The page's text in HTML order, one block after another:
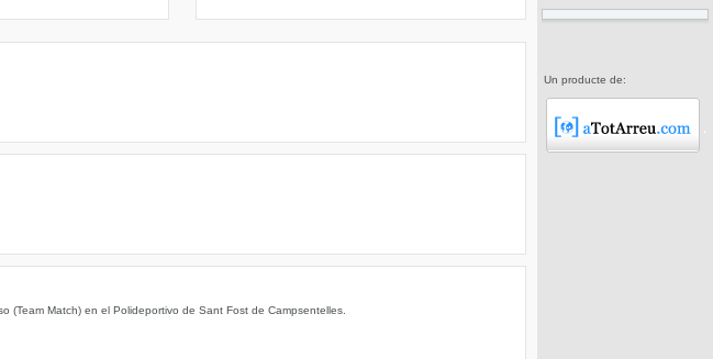
(Team Match) en el Polideportivo de Sant Fost de Campsentelles.
Un producte de: